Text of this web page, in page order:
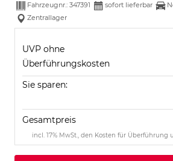
Fahrzeugnr.: 347391 sofort lieferbar
Zentrallager
UVP ohne
Überführungskosten
Sie sparen:
Gesamtpreis
incl. 17% MwSt., den Kosten für Überführung